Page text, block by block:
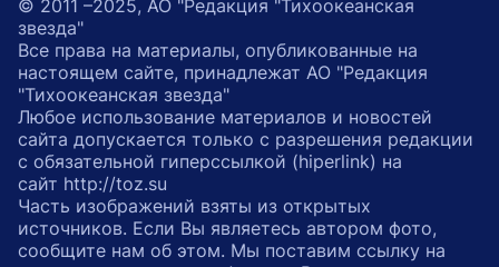
© 2011 –2025, АО "Редакция "Тихоокеанская
звезда"
Все права на материалы, опубликованные на
настоящем сайте, принадлежат АО "Редакция
"Тихоокеанская звезда"
Любое использование материалов и новостей
сайта допускается только с разрешения редакции
с обязательной гиперссылкой (hiperlink) на
сайт http://toz.su
Часть изображений взяты из открытых
источников. Если Вы являетесь автором фото,
сообщите нам об этом. Мы поставим ссылку на